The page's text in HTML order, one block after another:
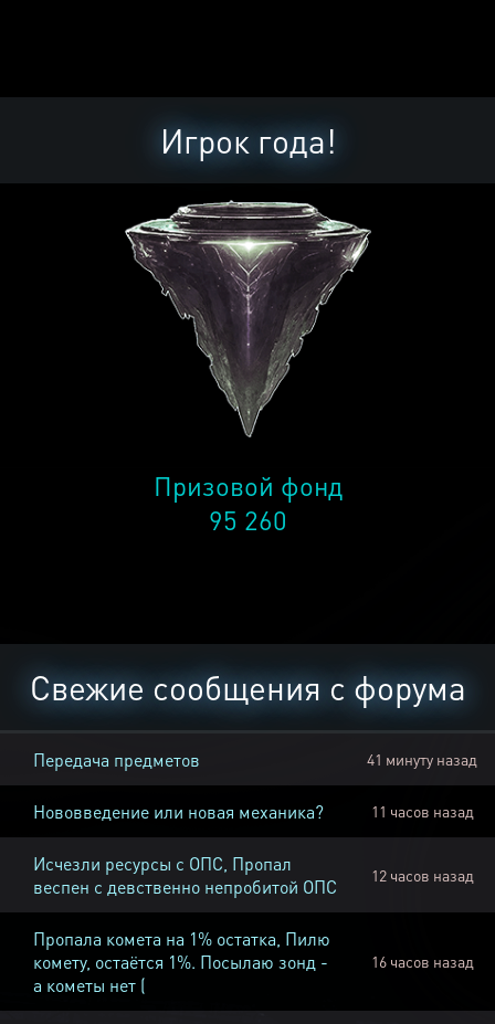
Игрок года!
Призовой фонд
95 260
Свежие сообщения с форума
Передача предметов 41 минуту назад
Нововведение или новая механика? 11 часов назад
Исчезли ресурсы с ОПС, Пропал
веспен с девственно непробитой ОПС
12 часов назад
Пропала комета на 1% остатка, Пилю
комету, остаётся 1%. Посылаю зонд -
а кометы нет (
16 часов назад